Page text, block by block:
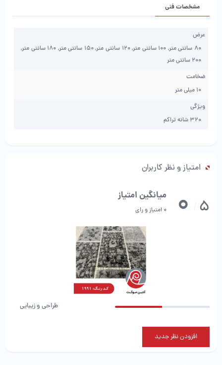
مشخصات فنی
عرض
80 سانتی متر, 100 سانتی متر, 120 سانتی متر, 150 سانتی متر, 180 سانتی متر,
200 سانتی متر
ضخامت
10 میلی متر
ویژگی
۳۲۰ شانه تراکم
امتیاز و نظر کاربران
5
0 میانگین امتیاز
0 امتیاز و رای
طراحی و زیبایی
افزودن نظر جدید